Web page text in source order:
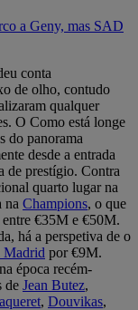
a Geny, mas SAD
conta
de olho, contudo
qualquer
O Como está longe
do panorama
desde a entrada
de prestígio. Contra
quarto lugar na
na Champions, o que
€35M e €50M.
há a perspetiva de o
Madrid por €9M.
época recém-
de Jean Butez,
, Douvikas,